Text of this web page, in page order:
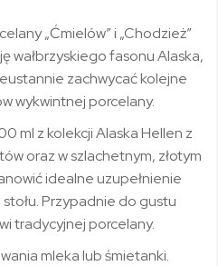
„Ćmielów” i „Chodzież”
wałbrzyskiego fasonu Alaska,
zachwycać kolejne
wykwintnej porcelany.
ml z kolekcji Alaska Hellen z
oraz w szlachetnym, złotym
idealne uzupełnienie
Przypadnie do gustu
tradycyjnej porcelany.
mleka lub śmietanki.